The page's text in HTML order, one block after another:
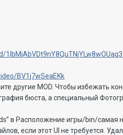
BV1j7wSeaEKk
другие MOD. Чтобы избежать
бюста, а специальный
в Расположение игры/bin/самая
если этот UI не требуется.